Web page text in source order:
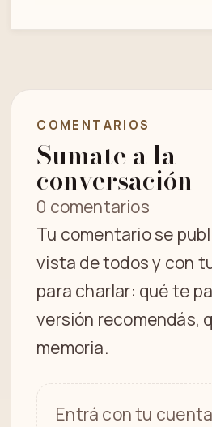
COMENTARIOS
Sumate a la
conversación
0 comentarios
Tu comentario se
vista de todos y con
para charlar: qué te
versión recomendás,
memoria.
Entrá con tu